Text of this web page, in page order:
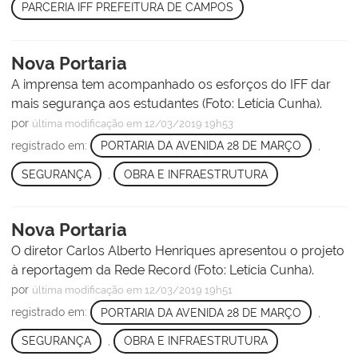
PARCERIA IFF PREFEITURA DE CAMPOS
Nova Portaria
A imprensa tem acompanhado os esforços do IFF dar
mais segurança aos estudantes (Foto: Letícia Cunha).
por última modificação em 12/03/2019 19h53
registrado em: PORTARIA DA AVENIDA 28 DE MARÇO
SEGURANÇA OBRA E INFRAESTRUTURA
Nova Portaria
O diretor Carlos Alberto Henriques apresentou o projeto
à reportagem da Rede Record (Foto: Letícia Cunha).
por última modificação em 12/03/2019 19h51
registrado em: PORTARIA DA AVENIDA 28 DE MARÇO
SEGURANÇA , OBRA E INFRAESTRUTURA